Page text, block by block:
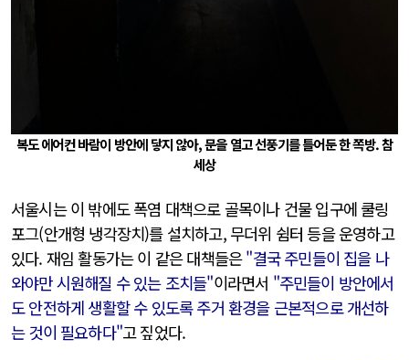
복도 에어컨 바람이 방안에 닿지 않아, 문을 열고 선풍기를 틀어둔 한 쪽방. 참
세상
서울시는 이 밖에도 폭염 대책으로 골목이나 건물 입구에 쿨링
포그(안개형 냉각장치)를 설치하고, 무더위 쉼터 등을 운영하고
있다. 재임 활동가는 이 같은 대책들은"결국 주민들이 집을 나
와야만 시원해질 수 있는 조치들"이라면서 "주민들이 방안에서
도 안전하게 생활할 수 있도록 주거 환경을 근본적으로 개선하
는 것이 필요하다"고 짚었다.